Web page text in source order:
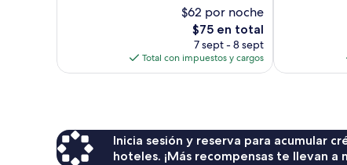
$62 por noche
El
precio
actual
es
$75 en total
7 sept - 8 sept
Total con impuestos y cargos
Inicia sesión y reserva para acumular
hoteles. ¡Más recompensas te llevan a